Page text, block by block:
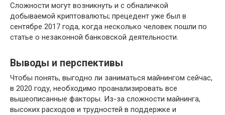
Сложности могут возникнуть и с обналичкой
добываемой криптовалюты; прецедент уже был в
сентябре 2017 года, когда несколько человек пошли по
статье о незаконной банковской деятельности.
Выводы и перспективы
Чтобы понять, выгодно ли заниматься майнингом сейчас,
в 2020 году, необходимо проанализировать все
вышеописанные факторы. Из-за сложности майнинга,
высоких расходов и трудностей в поддержке и